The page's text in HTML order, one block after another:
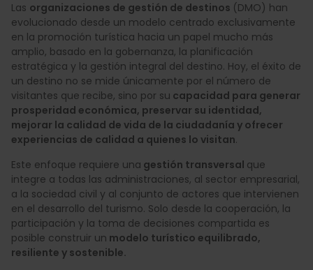
Las organizaciones de gestión de destinos (DMO) han
evolucionado desde un modelo centrado exclusivamente
en la promoción turística hacia un papel mucho más
amplio, basado en la gobernanza, la planificación
estratégica y la gestión integral del destino. Hoy, el éxito de
un destino no se mide únicamente por el número de
visitantes que recibe, sino por su capacidad para generar
prosperidad económica, preservar su identidad,
mejorar la calidad de vida de la ciudadanía y ofrecer
experiencias de calidad a quienes lo visitan.
Este enfoque requiere una gestión transversal que
integre a todas las administraciones, al sector empresarial,
a la sociedad civil y al conjunto de actores que intervienen
en el desarrollo del turismo. Solo desde la cooperación, la
participación y la toma de decisiones compartida es
posible construir un modelo turístico equilibrado,
resiliente y sostenible.